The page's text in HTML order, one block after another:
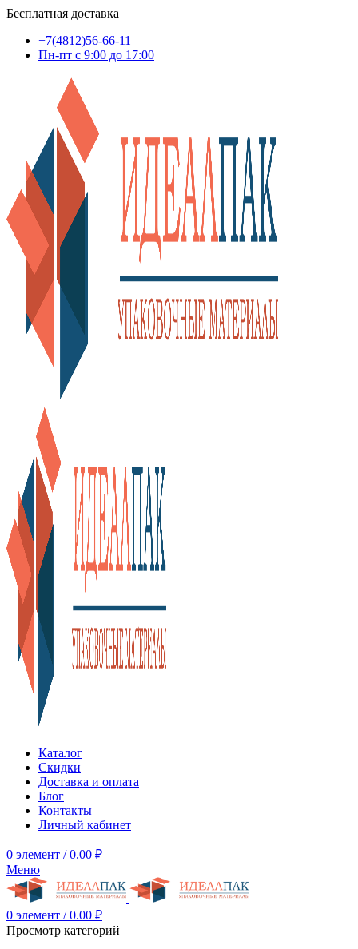
Бесплатная доставка
+7(4812)56-66-11
Пн-пт c 9:00 до 17:00
Каталог
Скидки
Доставка и оплата
Блог
Контакты
Личный кабинет
0 элемент / 0.00 ₽
Меню
0 элемент / 0.00 ₽
Просмотр категорий